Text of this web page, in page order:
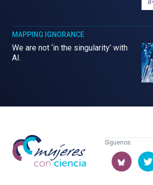
MAPPING IGNORANCE
We are not ‘in the singularity’ with
AI.
Mujeres
con
ciencia
Síguenos: